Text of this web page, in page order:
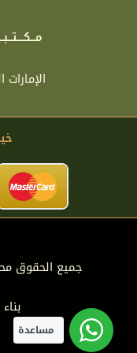
جميع الحقوق محفوظة © 2026
مساعدة